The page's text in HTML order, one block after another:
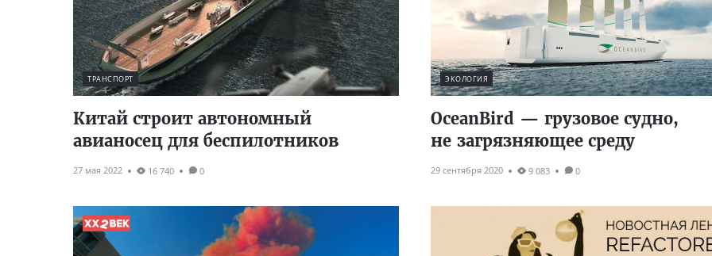
ТРАНСПОРТ
Китай строит автономный
авианосец для беспилотников
27 мая 2022 16 740 0
ЭКОЛОГИЯ
OceanBird — грузовое судно,
не загрязняющее среду
29 сентября 2020 9 083 0